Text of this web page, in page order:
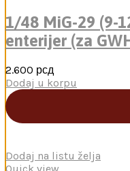
1/48 MiG-29 (9-
enterijer (za
2.600 рсд
Dodaj u korpu
Dodaj na listu želja